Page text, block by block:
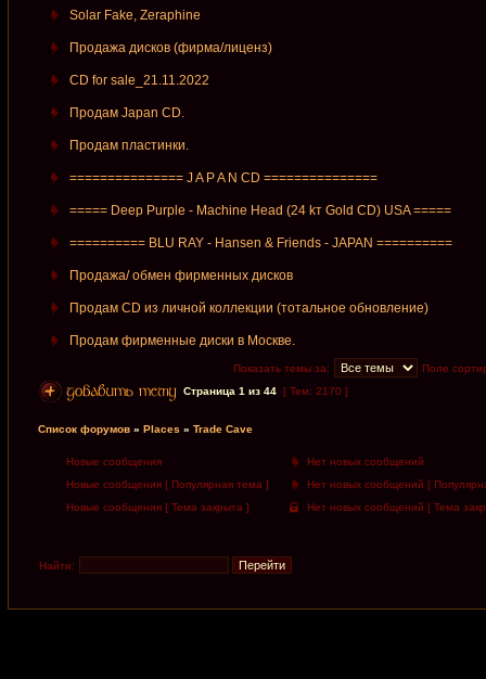
Solar Fake, Zeraphine
Продажа дисков (фирма/лиценз)
CD for sale_21.11.2022
Продам Japan CD.
Продам пластинки.
=============== J A P A N CD ===============
===== Deep Purple - Machine Head (24 kт Gold CD) USA =====
========== BLU RAY - Hansen & Friends - JAPAN ==========
Продажа/ обмен фирменных дисков
Продам CD из личной коллекции (тотальное обновление)
Продам фирменные диски в Москве.
Показать темы за:
Поле
Страница 1 из 44 [ Тем: 2170 ]
Список форумов » Places » Trade Cave
Новые сообщения
Нет новых сообщений
Новые сообщения [ Популярная тема ]
Нет новых сообщений [
Новые сообщения [ Тема закрыта ]
Нет новых сообщений [ Тема
Найти: